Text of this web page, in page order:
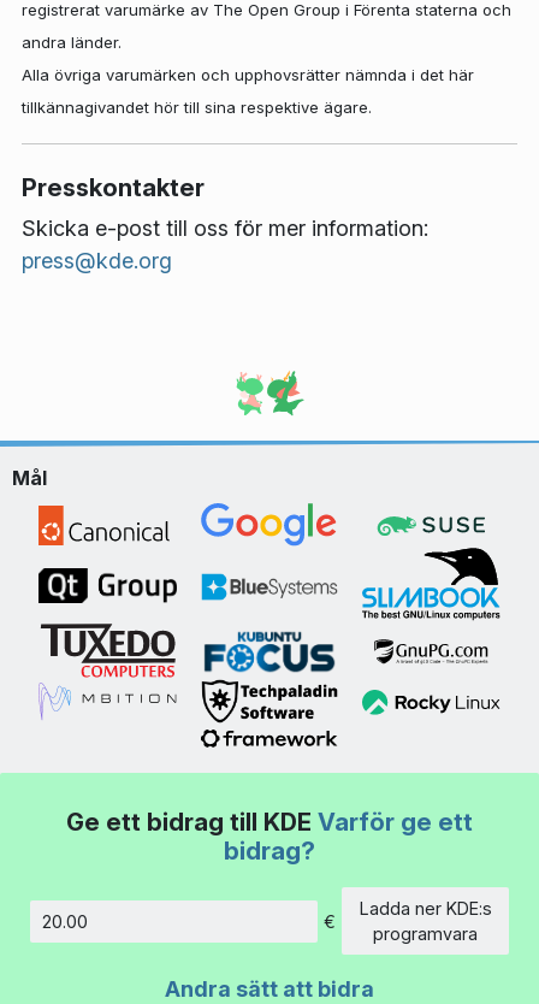
registrerat varumärke av The Open Group i Förenta staterna och
andra länder.
Alla övriga varumärken och upphovsrätter nämnda i det här
tillkännagivandet hör till sina respektive ägare.
Presskontakter
Skicka e-post till oss för mer information:
press@kde.org
Mål
Ge ett bidrag till KDE Varför ge ett
bidrag?
€
Ladda ner KDE:s
programvara
Andra sätt att bidra